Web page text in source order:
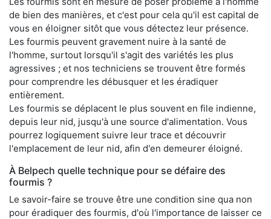
de bien des manières, et c'est pour cela qu'il est capital de
vous en éloigner sitôt que vous détectez leur présence.
Les fourmis peuvent gravement nuire à la santé de
l'homme, surtout lorsqu'il s'agit des variétés les plus
agressives ; et nos techniciens se trouvent être formés
pour comprendre les débusquer et les éradiquer
entièrement.
Les fourmis se déplacent le plus souvent en file indienne,
depuis leur nid, jusqu'à une source d'alimentation. Vous
pourrez logiquement suivre leur trace et découvrir
l'emplacement de leur nid, afin d'en demeurer éloigné.
À Belpech quelle technique pour se défaire des
fourmis ?
Le savoir-faire se trouve être une condition sine qua non
pour éradiquer des fourmis, d'où l'importance de laisser ce